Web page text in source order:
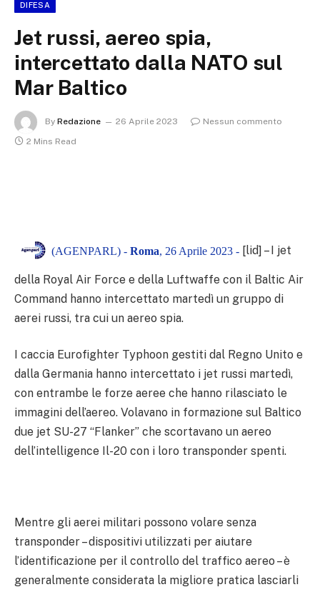
DIFESA
Jet russi, aereo spia,
intercettato dalla NATO sul
Mar Baltico
By Redazione 26 Aprile 2023
Nessun commento
2 Mins Read
(AGENPARL) - Roma, 26 Aprile 2023 - [lid] – I jet
della Royal Air Force e della Luftwaffe con il Baltic Air
Command hanno intercettato martedì un gruppo di
aerei russi, tra cui un aereo spia.
I caccia Eurofighter Typhoon gestiti dal Regno Unito e
dalla Germania hanno intercettato i jet russi martedì,
con entrambe le forze aeree che hanno rilasciato le
immagini dell’aereo. Volavano in formazione sul Baltico
due jet SU-27 “Flanker” che scortavano un aereo
dell’intelligence Il-20 con i loro transponder spenti.
Mentre gli aerei militari possono volare senza
transponder – dispositivi utilizzati per aiutare
l’identificazione per il controllo del traffico aereo – è
generalmente considerata la migliore pratica lasciarli